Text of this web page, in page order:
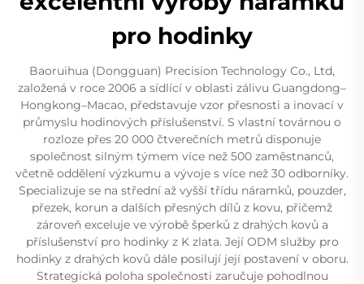
pro hodinky
Baoruihua (Dongguan) Precision Technology Co., Ltd,
založená v roce 2006 a sídlící v oblasti zálivu Guangdong–
Hongkong–Macao, představuje vzor přesnosti a inovací v
průmyslu hodinových příslušenství. S vlastní továrnou o
rozloze přes 20 000 čtverečních metrů disponuje
společnost silným týmem více než 500 zaměstnanců,
včetně oddělení výzkumu a vývoje s více než 30 odborníky.
Specializuje se na střední až vyšší třídu náramků, pouzder,
přezek, korun a dalších přesných dílů z kovu, přičemž
zároveň exceluje ve výrobě šperků z drahých kovů a
příslušenství pro hodinky z K zlata. Její ODM služby pro
hodinky z drahých kovů dále posilují její postavení v oboru.
Strategická poloha společnosti zaručuje pohodlnou